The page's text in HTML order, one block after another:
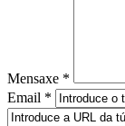
Mensaxe *
Email *